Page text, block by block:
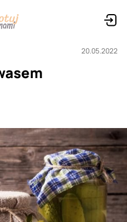
20.05.2022